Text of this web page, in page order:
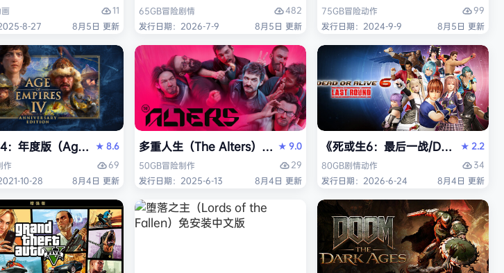
11
8-27
8月5日 更新
65GB冒险剧情
482
发行日期：2026-7-9
8月5日 更新
75GB冒险动作
99
发行日期：2024-9-9
8月5日 更新
Human: Reloaded Edition）免安装中文版
：年度版（Age of Empires IV: Anniversary Edition）免安装中文版
★8.6
作
69
10-28
8月4日 更新
多重人生（The Alters）免安装中文版
★9.0
50GB冒险制作
29
发行日期：2025-6-13
8月4日 更新
《死或生6：最后一战/DEAD OR
★2.2
80GB剧情动作
34
发行日期：2026-6-24
8月4日 更新